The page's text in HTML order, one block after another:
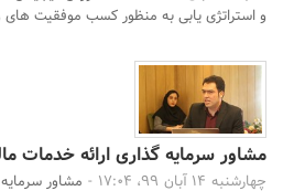
و استراتژی یابی به منظور کسب موفقیت های
مشاور سرمایه گذاری ارائه خدمات
چهارشنبه 14 آبان 99، 17:04 -
مشاور